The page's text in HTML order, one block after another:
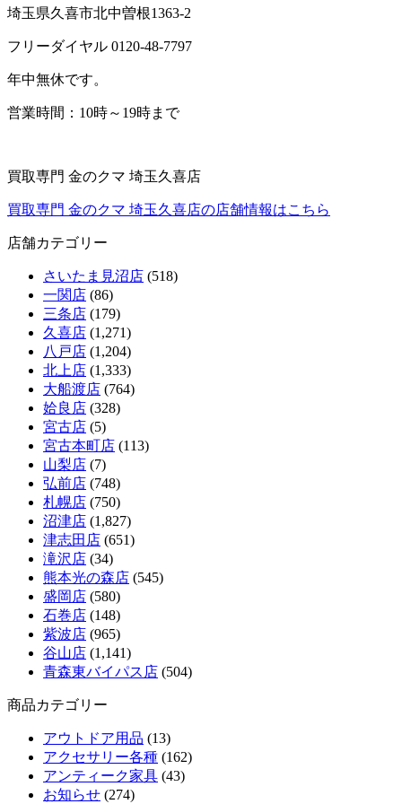
埼玉県久喜市北中曽根1363-2
フリーダイヤル 0120-48-7797
年中無休です。
営業時間：10時～19時まで
買取専門 金のクマ 埼玉久喜店
買取専門 金のクマ 埼玉久喜店の店舗情報はこちら
店舗カテゴリー
さいたま見沼店 (518)
一関店 (86)
三条店 (179)
久喜店 (1,271)
八戸店 (1,204)
北上店 (1,333)
大船渡店 (764)
姶良店 (328)
宮古店 (5)
宮古本町店 (113)
山梨店 (7)
弘前店 (748)
札幌店 (750)
沼津店 (1,827)
津志田店 (651)
滝沢店 (34)
熊本光の森店 (545)
盛岡店 (580)
石巻店 (148)
紫波店 (965)
谷山店 (1,141)
青森東バイパス店 (504)
商品カテゴリー
アウトドア用品 (13)
アクセサリー各種 (162)
アンティーク家具 (43)
お知らせ (274)